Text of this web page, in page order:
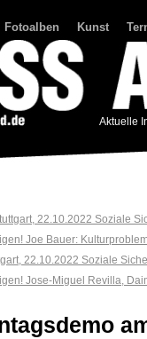
Fotoalben Kunst
Aktuelle
22.10.2022 Soziale
Joe Bauer:
22.10.2022 Soziale
Jose-Miguel Revilla,